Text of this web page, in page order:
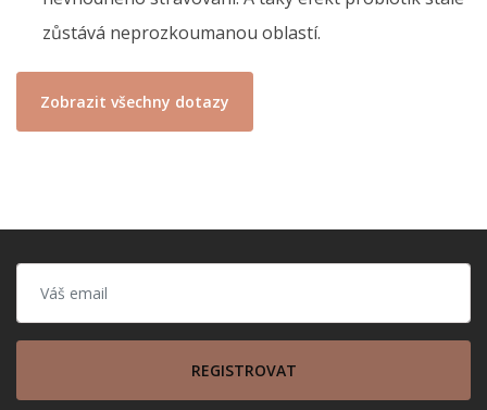
zůstává neprozkoumanou oblastí.
Zobrazit všechny dotazy
REGISTROVAT